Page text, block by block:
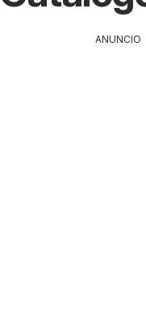
ANUNCIO